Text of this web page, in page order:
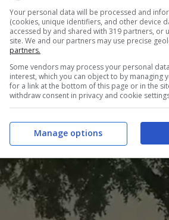
in
Your personal data will be processed and
(cookies, unique identifiers, and other device
accessed by and shared with 319 partners, or
site. We and our partners may use precise
partners.
Some vendors may process your personal
interest, which you can object to by managing
for a link at the bottom of this page or in the
withdraw consent in privacy and cookie
Manage options